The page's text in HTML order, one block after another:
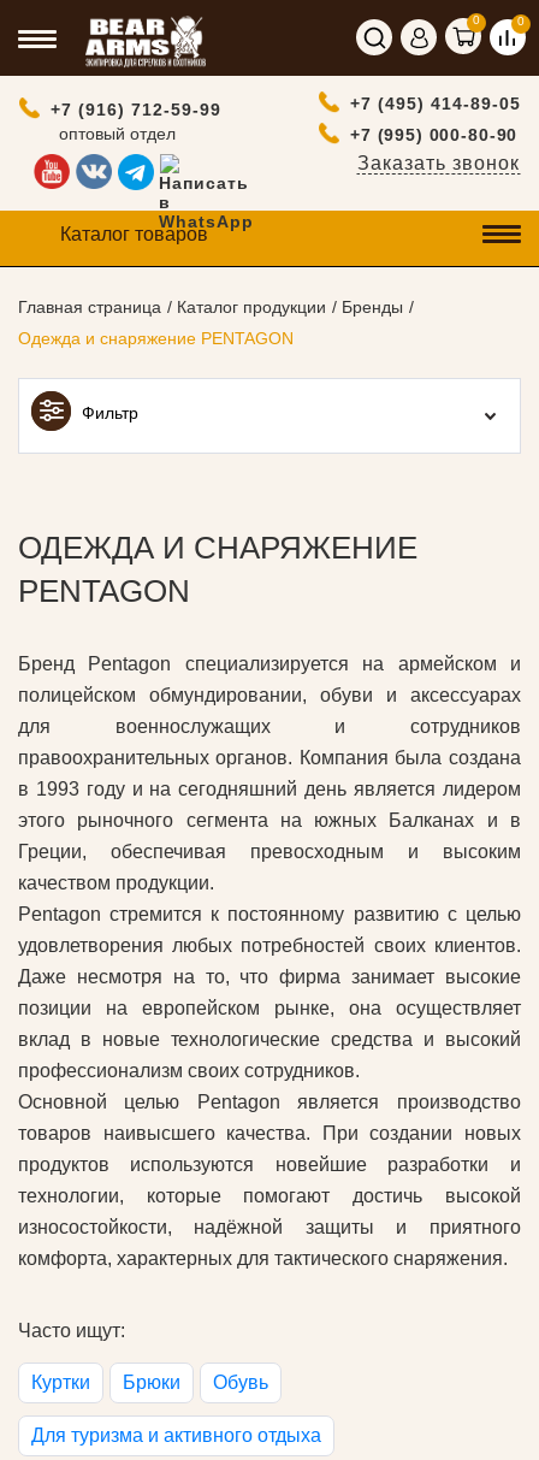
0 0
+7 (916) 712-59-99
оптовый отдел
+7 (495) 414-89-05
+7 (995) 000-80-90
Заказать звонок
Каталог товаров
Главная страница Каталог продукции
Бренды
Одежда и снаряжение PENTAGON
Фильтр
ОДЕЖДА И СНАРЯЖЕНИЕ
PENTAGON
Бренд Pentagon специализируется на армейском и
полицейском обмундировании, обуви и аксессуарах
для военнослужащих и сотрудников
правоохранительных органов. Компания была создана
в 1993 году и на сегодняшний день является лидером
этого рыночного сегмента на южных Балканах и в
Греции, обеспечивая превосходным и высоким
качеством продукции.
Pentagon стремится к постоянному развитию с целью
удовлетворения любых потребностей своих клиентов.
Даже несмотря на то, что фирма занимает высокие
позиции на европейском рынке, она осуществляет
вклад в новые технологические средства и высокий
профессионализм своих сотрудников.
Основной целью Pentagon является производство
товаров наивысшего качества. При создании новых
продуктов используются новейшие разработки и
технологии, которые помогают достичь высокой
износостойкости, надёжной защиты и приятного
комфорта, характерных для тактического снаряжения.
Часто ищут:
Куртки Брюки Обувь
Для туризма и активного отдыха